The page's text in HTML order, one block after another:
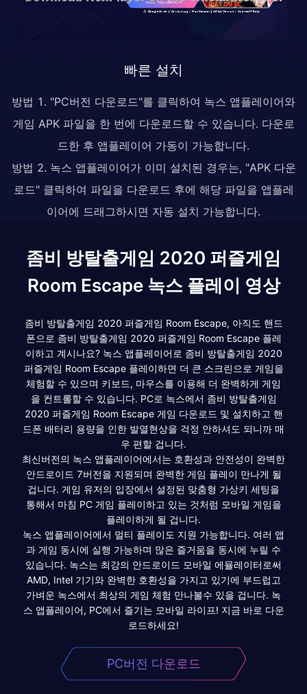
빠른 설치
방법 1. "PC버전 다운로드"를 클릭하여 녹스 앱플레이어와
게임 APK 파일을 한 번에 다운로드할 수 있습니다. 다운로
드한 후 앱플레이어 가동이 가능합니다.
방법 2. 녹스 앱플레이어가 이미 설치된 경우는, "APK 다운
로드" 클릭하여 파일을 다운로드 후에 해당 파일을 앱플레
이어에 드래그하시면 자동 설치 가능합니다.
좀비 방탈출게임 2020 퍼즐게임
Room Escape 녹스 플레이 영상
좀비 방탈출게임 2020 퍼즐게임 Room Escape, 아직도 핸드
폰으로 좀비 방탈출게임 2020 퍼즐게임 Room Escape 플레
이하고 계시나요? 녹스 앱플레이어로 좀비 방탈출게임 2020
퍼즐게임 Room Escape 플레이하면 더 큰 스크린으로 게임을
체험할 수 있으며 키보드, 마우스를 이용해 더 완벽하게 게임
을 컨트롤할 수 있습니다. PC로 녹스에서 좀비 방탈출게임
2020 퍼즐게임 Room Escape 게임 다운로드 및 설치하고 핸
드폰 배터리 용량을 인한 발열현상을 걱정 안하셔도 되니까 매
우 편할 겁니다.
최신버전의 녹스 앱플레이어에서는 호환성과 안전성이 완벽한
안드로이드 7버전을 지원되며 완벽한 게임 플레이 만나게 될
겁니다. 게임 유저의 입장에서 설정된 맞춤형 가상키 세팅을
통해서 마침 PC 게임 플레이하고 있는 것처럼 모바일 게임을
플레이하게 될 겁니다.
녹스 앱플레이어에서 멀티 플레이도 지원 가능합니다. 여러 앱
과 게임 동시에 실행 가능하며 많은 즐거움을 동시에 누릴 수
있습니다. 녹스는 최강의 안드로이드 모바일 에뮬레이터로써
AMD, Intel 기기와 완벽한 호환성을 가지고 있기에 부드럽고
가벼운 녹스에서 최상의 게임 체험 만나볼수 있을 겁니다. 녹
스 앱플레이어, PC에서 즐기는 모바일 라이프! 지금 바로 다운
로드하세요!
PC버전 다운로드